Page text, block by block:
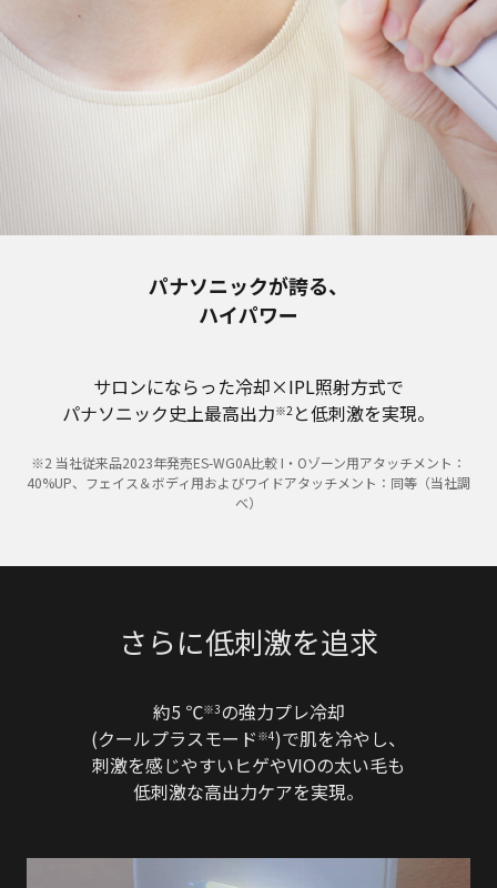
パナソニックが誇る、
ハイパワー​
サロンにならった冷却×IPL照射方式で​
パナソニック史上最高出力※2 と低刺激を実現。​
※2 当社従来品2023年発売ES-WG0A比較 I・Oゾーン用アタッチメント：
40%UP、フェイス＆ボディ用およびワイドアタッチメント：同等（当社調
べ）
さらに低刺激を追求
約5 ℃※3 の強力プレ冷却
(クールプラスモード ※4)で肌を冷やし、
刺激を感じやすいヒゲやVIOの太い毛も
低刺激な高出力ケアを実現。